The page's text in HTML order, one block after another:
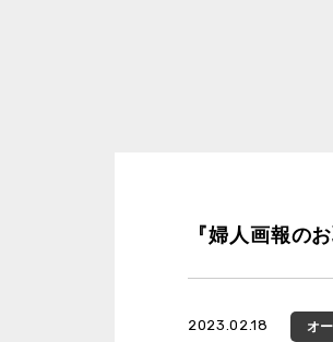
『婦人画報の
2023.02.18 オ